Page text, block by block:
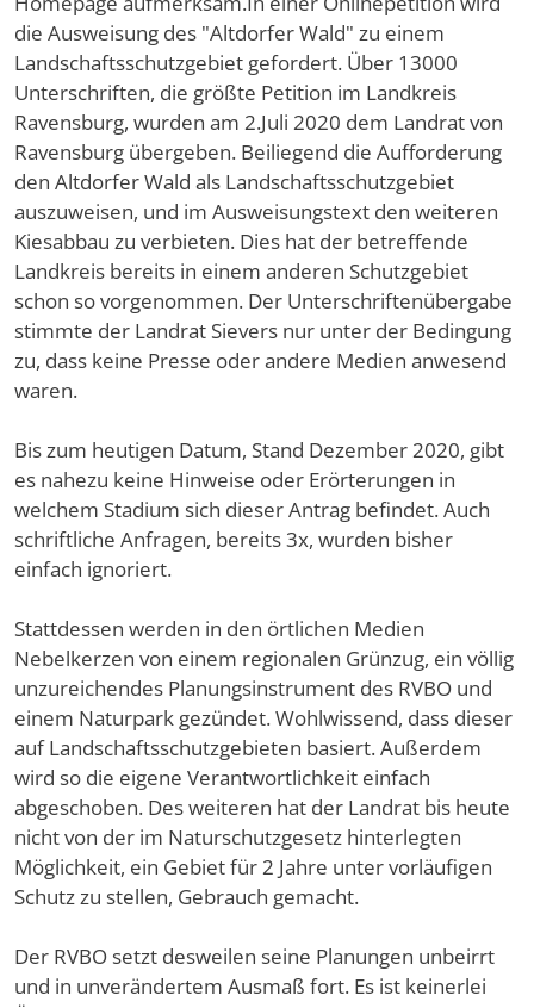
die Ausweisung des "Altdorfer Wald" zu einem
Landschaftsschutzgebiet gefordert. Über 13000
Unterschriften, die größte Petition im Landkreis
Ravensburg, wurden am 2.Juli 2020 dem Landrat von
Ravensburg übergeben. Beiliegend die Aufforderung
den Altdorfer Wald als Landschaftsschutzgebiet
auszuweisen, und im Ausweisungstext den weiteren
Kiesabbau zu verbieten. Dies hat der betreffende
Landkreis bereits in einem anderen Schutzgebiet
schon so vorgenommen. Der Unterschriftenübergabe
stimmte der Landrat Sievers nur unter der Bedingung
zu, dass keine Presse oder andere Medien anwesend
waren.
Bis zum heutigen Datum, Stand Dezember 2020, gibt
es nahezu keine Hinweise oder Erörterungen in
welchem Stadium sich dieser Antrag befindet. Auch
schriftliche Anfragen, bereits 3x, wurden bisher
einfach ignoriert.
Stattdessen werden in den örtlichen Medien
Nebelkerzen von einem regionalen Grünzug, ein völlig
unzureichendes Planungsinstrument des RVBO und
einem Naturpark gezündet. Wohlwissend, dass dieser
auf Landschaftsschutzgebieten basiert. Außerdem
wird so die eigene Verantwortlichkeit einfach
abgeschoben. Des weiteren hat der Landrat bis heute
nicht von der im Naturschutzgesetz hinterlegten
Möglichkeit, ein Gebiet für 2 Jahre unter vorläufigen
Schutz zu stellen, Gebrauch gemacht.
Der RVBO setzt desweilen seine Planungen unbeirrt
und in unverändertem Ausmaß fort. Es ist keinerlei